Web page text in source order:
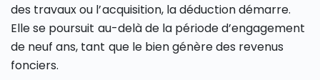
des travaux ou l’acquisition, la déduction démarre.
Elle se poursuit au-delà de la période d’engagement
de neuf ans, tant que le bien génère des revenus
fonciers.